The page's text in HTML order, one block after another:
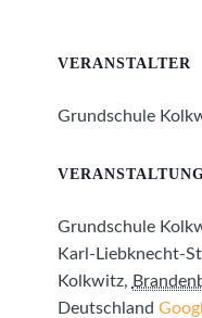
VERANSTALTER
Grundschule
Grundschule
Karl-Liebknecht-
Kolkwitz,
Deutschland